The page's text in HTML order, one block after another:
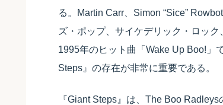
る。Martin Carr、Simon “Sice”
ズ・ポップ、サイケデリック・ロッ
1995年のヒット曲「Wake Up Boo!」
Steps』の存在が非常に重要である。
『Giant Steps』は、The Boo